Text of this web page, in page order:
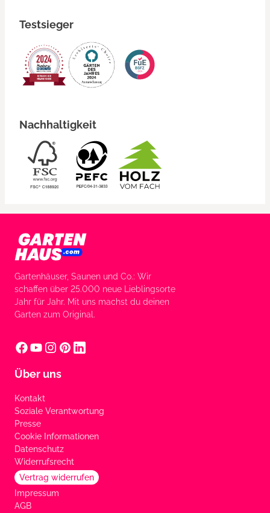
Testsieger
Nachhaltigkeit
Gartenhäuser, Saunen und Co.: Wir
schaffen über 25.000 neue Lieblingsorte
Jahr für Jahr. Mit uns machst du deinen
Garten zum Original.
Über uns
Kontakt
Soziale Verantwortung
Presse
Cookie Informationen
Datenschutz
Widerrufsrecht
Vertrag widerrufen
Impressum
AGB